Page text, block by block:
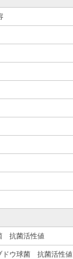
抗菌活性値
ドウ球菌 抗菌活性値